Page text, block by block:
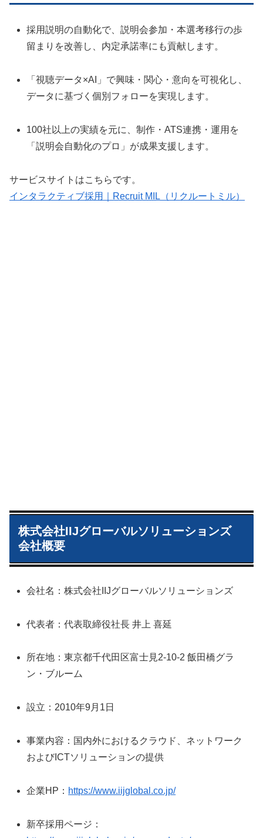
採用説明の自動化で、説明会参加・本選考移行の歩
留まりを改善し、内定承諾率にも貢献します。
「視聴データ×AI」で興味・関心・意向を可視化し、
データに基づく個別フォローを実現します。
100社以上の実績を元に、制作・ATS連携・運用を
「説明会自動化のプロ」が成果支援します。
サービスサイトはこちらです。
インタラクティブ採用｜Recruit MIL（リクルートミル）
株式会社IIJグローバルソリューションズ
会社概要
会社名：株式会社IIJグローバルソリューションズ
代表者：代表取締役社長 井上 喜延
所在地：東京都千代田区富士見2-10-2 飯田橋グラ
ン・ブルーム
設立：2010年9月1日
事業内容：国内外におけるクラウド、ネットワーク
およびICTソリューションの提供
企業HP： https://www.iijglobal.co.jp/
新卒採用ページ：